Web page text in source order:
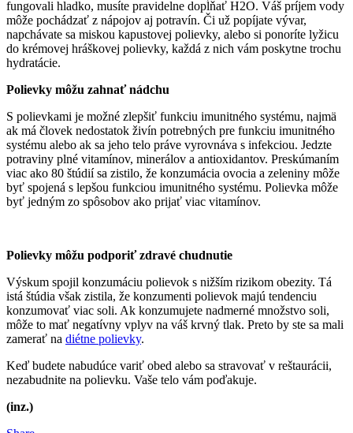
fungovali hladko, musíte pravidelne dopĺňať H2O. Váš príjem vody
môže pochádzať z nápojov aj potravín. Či už popíjate vývar,
napchávate sa miskou kapustovej polievky, alebo si ponoríte lyžicu
do krémovej hráškovej polievky, každá z nich vám poskytne trochu
hydratácie.
Polievky môžu zahnať nádchu
S polievkami je možné zlepšiť funkciu imunitného systému, najmä
ak má človek nedostatok živín potrebných pre funkciu imunitného
systému alebo ak sa jeho telo práve vyrovnáva s infekciou. Jedzte
potraviny plné vitamínov, minerálov a antioxidantov. Preskúmaním
viac ako 80 štúdií sa zistilo, že konzumácia ovocia a zeleniny môže
byť spojená s lepšou funkciou imunitného systému. Polievka môže
byť jedným zo spôsobov ako prijať viac vitamínov.
Polievky môžu podporiť zdravé chudnutie
Výskum spojil konzumáciu polievok s nižším rizikom obezity. Tá
istá štúdia však zistila, že konzumenti polievok majú tendenciu
konzumovať viac soli. Ak konzumujete nadmerné množstvo soli,
môže to mať negatívny vplyv na váš krvný tlak. Preto by ste sa mali
zamerať na diétne polievky.
Keď budete nabudúce variť obed alebo sa stravovať v reštaurácii,
nezabudnite na polievku. Vaše telo vám poďakuje.
(inz.)